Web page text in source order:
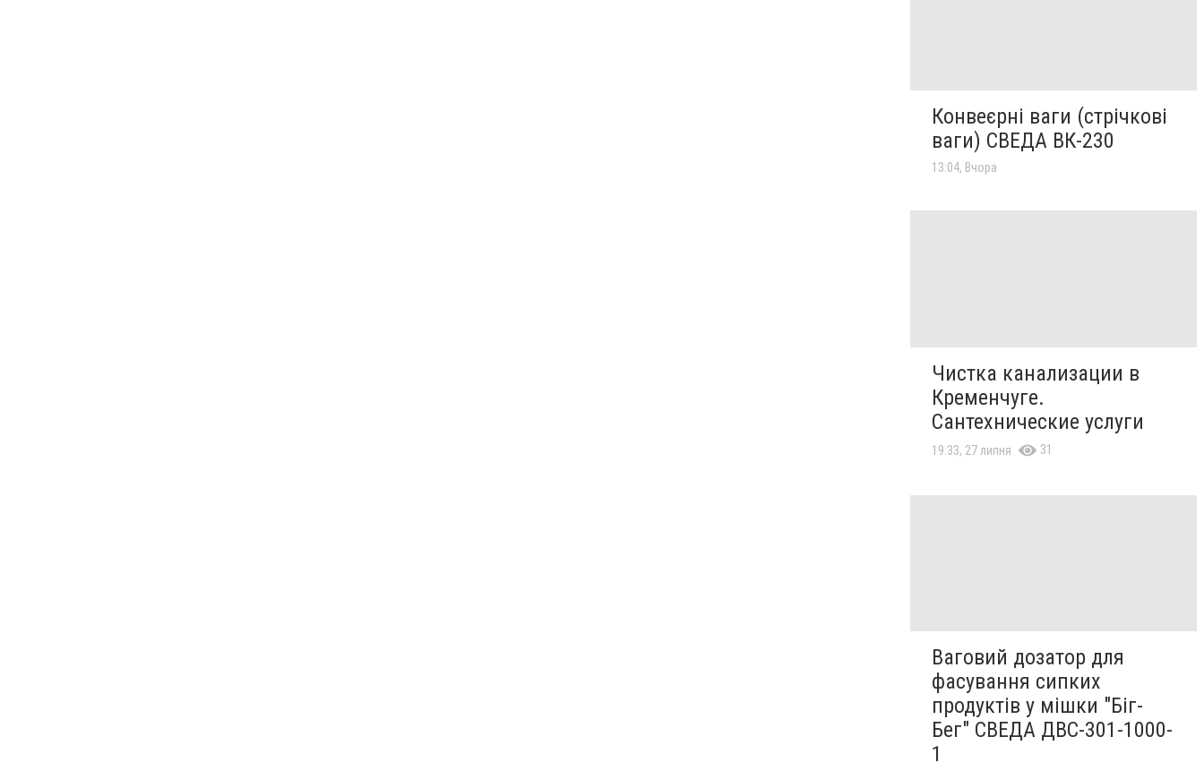
Конвеєрні ваги (стрічкові
ваги) СВЕДА ВК-230
13:04, Вчора
Чистка канализации в
Кременчуге.
Сантехнические услуги
19:33, 27 липня 31
Ваговий дозатор для
фасування сипких
продуктів у мішки "Біг-
Бег" СВЕДА ДВС-301-1000-
1